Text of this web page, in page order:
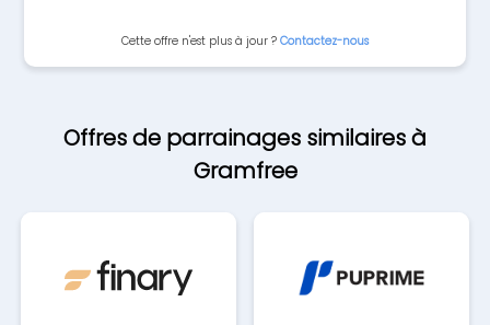
Cette offre n'est plus à jour ? Contactez-nous
Offres de parrainages similaires à
Gramfree